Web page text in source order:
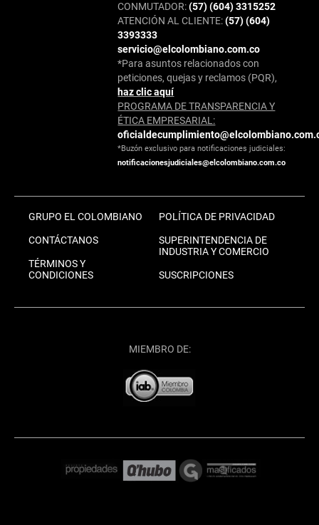
CONMUTADOR:(57) (604) 3315252
ATENCIÓN AL CLIENTE:(57) (604)
3393333
servicio@elcolombiano.com.co
*Para asuntos relacionados con
peticiones, quejas y reclamos (PQR),
haz clic aquí
PROGRAMA DE TRANSPARENCIA Y
ÉTICA EMPRESARIAL:
*Buzón exclusivo para notificaciones judiciales:
notificacionesjudiciales@elcolombiano.com.co
GRUPO EL COLOMBIANO
CONTÁCTANOS
TÉRMINOS Y
CONDICIONES
POLÍTICA DE PRIVACIDAD
SUPERINTENDENCIA DE
INDUSTRIA Y COMERCIO
SUSCRIPCIONES
MIEMBRO DE: